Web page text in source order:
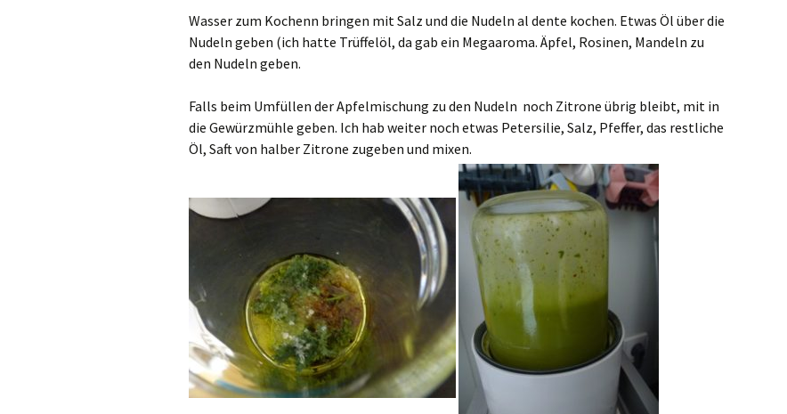
Wasser zum Kochenn bringen mit Salz und die Nudeln al dente kochen. Etwas Öl über die
Nudeln geben (ich hatte Trüffelöl, da gab ein Megaaroma. Äpfel, Rosinen, Mandeln zu
den Nudeln geben.
Falls beim Umfüllen der Apfelmischung zu den Nudeln noch Zitrone übrig bleibt, mit in
die Gewürzmühle geben. Ich hab weiter noch etwas Petersilie, Salz, Pfeffer, das restliche
Öl, Saft von halber Zitrone zugeben und mixen.